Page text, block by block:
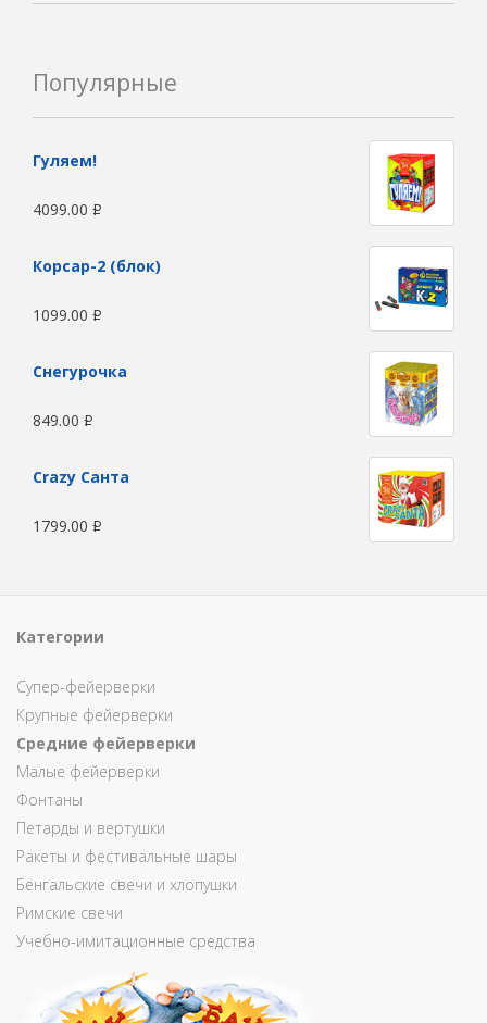
Популярные
Гуляем!
4099.00 Р
Корсар-2 (блок)
1099.00 Р
Снегурочка
849.00 Р
Сrazy Санта
1799.00 Р
Категории
Супер-фейерверки
Крупные фейерверки
Средние фейерверки
Малые фейерверки
Фонтаны
Петарды и вертушки
Ракеты и фестивальные шары
Бенгальские свечи и хлопушки
Римские свечи
Учебно-имитационные средства